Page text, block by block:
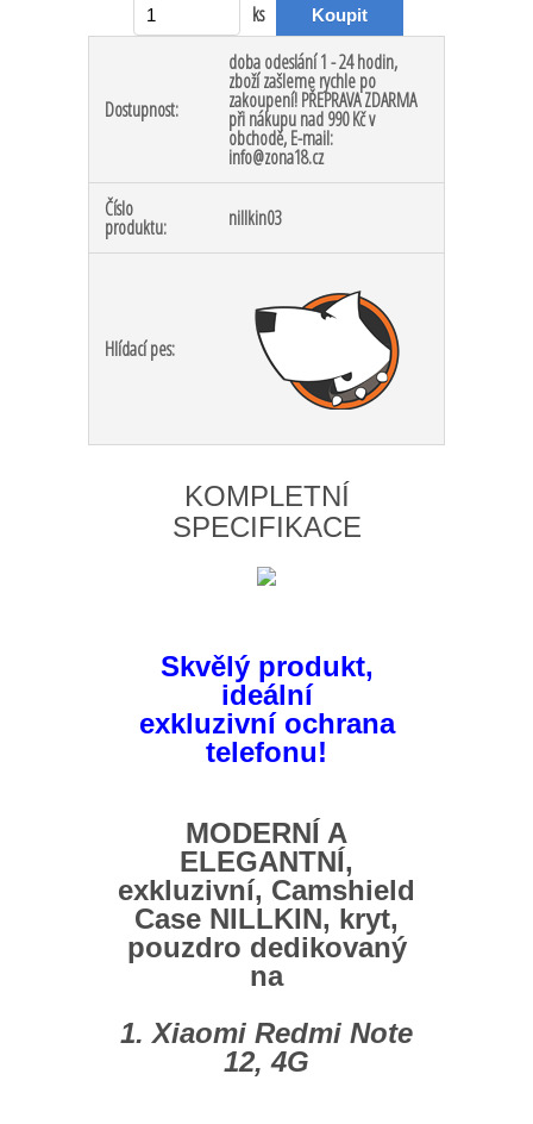
ks
Dostupnost:
doba odeslání 1 - 24 hodin,
zboží zašleme rychle po
zakoupení! PŘEPRAVA ZDARMA
při nákupu nad 990 Kč v
obchodě, E-mail:
info@zona18.cz
Číslo
produktu: nillkin03
Hlídací pes:
KOMPLETNÍ
SPECIFIKACE
Skvělý produkt,
ideální
exkluzivní ochrana
telefonu!
MODERNÍ A
ELEGANTNÍ,
exkluzivní, Camshield
Case NILLKIN, kryt,
pouzdro dedikovaný
na
1. Xiaomi Redmi Note
12, 4G